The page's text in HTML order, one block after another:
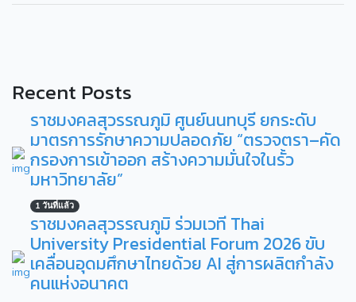
Recent Posts
ราชมงคลสุวรรณภูมิ ศูนย์นนทบุรี ยกระดับ
มาตรการรักษาความปลอดภัย “ตรวจตรา–คัด
กรองการเข้าออก สร้างความมั่นใจในรั้ว
มหาวิทยาลัย”
1 วันที่แล้ว
ราชมงคลสุวรรณภูมิ ร่วมเวที Thai
University Presidential Forum 2026 ขับ
เคลื่อนอุดมศึกษาไทยด้วย AI สู่การผลิตกำลัง
คนแห่งอนาคต